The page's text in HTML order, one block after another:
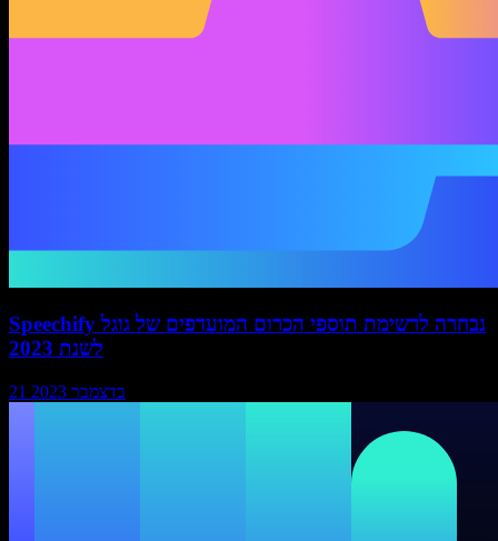
Speechify נבחרה לרשימת תוספי הכרום המועדפים של גוגל
לשנת 2023
21 בדצמבר 2023